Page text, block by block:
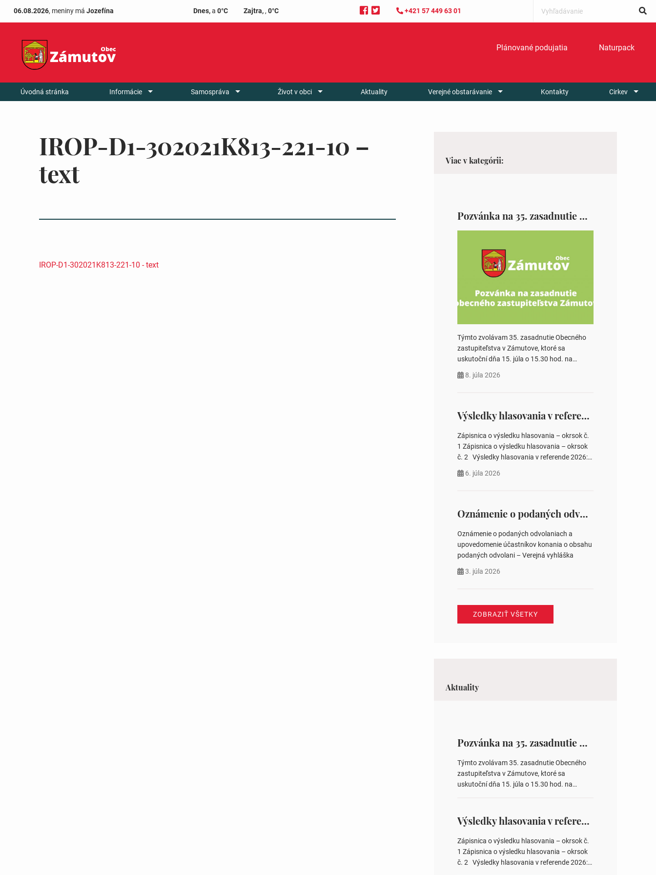
06.08.2026, meniny má Jozefína Dnes, a 0°C Zajtra,,0°C +421 57 449 63 01
Plánované podujatia Naturpack
Úvodná stránka Informácie Samospráva Život v obci Aktuality Verejné obstarávanie Kontakty Cirkev
IROP-D1-302021K813-221-10 –
text
IROP-D1-302021K813-221-10 - text
Viac v kategórii:
Pozvánka na 35. zasadnutie OZ v Zámutove
Týmto zvolávam 35. zasadnutie Obecného
zastupiteľstva v Zámutove, ktoré sa
uskutoční dňa 15. júla o 15.30 hod. na
Schválenie programu rokovania 2.
voľby poslancov obecných zastupiteľstiev,
počtu poslancov obecných zastupiteľstiev v
nich 4. Schválenie odpredaja obecného
pozemku –…
8. júla 2026
Výsledky hlasovania v referende 2026
Zápisnica o výsledku hlasovania – okrsok č.
1 Zápisnica o výsledku hlasovania – okrsok
č. 2 Výsledky hlasovania v referende 2026:
na hlasovaní https://www.volbysr.sk/…
6. júla 2026
Oznámenie o podaných odvolaniach a upovedomenie účastníkov konania o obsahu podaných odvolani – Verejná vyhláška
Oznámenie o podaných odvolaniach a
upovedomenie účastníkov konania o obsahu
podaných odvolani – Verejná vyhláška
3. júla 2026
ZOBRAZIŤ VŠETKY
Aktuality
Pozvánka na 35. zasadnutie OZ v Zámutove
Týmto zvolávam 35. zasadnutie Obecného
zastupiteľstva v Zámutove, ktoré sa
uskutoční dňa 15. júla o 15.30 hod. na
Schválenie návrhovej komisie a overovateľov
zápisnice 3. Určenie volebných obvodov pre
voľby poslancov obecných zastupiteľstiev,
počtu poslancov obecných zastupiteľstiev v
nich 4. Schválenie odpredaja obecného
Výsledky hlasovania v referende 2026
Zápisnica o výsledku hlasovania – okrsok č.
1 Zápisnica o výsledku hlasovania – okrsok
č. 2 Výsledky hlasovania v referende 2026: